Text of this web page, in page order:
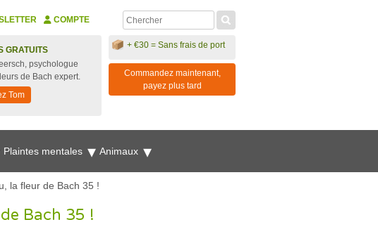
COMPTE
GRATUITS
psychologue
de Bach expert.
Tom
+ €30 = Sans frais de port
Commandez maintenant,
payez plus tard
Plaintes mentales Animaux
la fleur de Bach 35 !
Bach 35 !